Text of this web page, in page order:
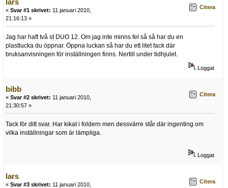
« Svar #1 skrivet: 11 januari 2010,
21:16:13 »
Citera
Jag har haft två st DUO 12. Om jag inte minns fel så så har du en
plastlucka du öppnar. Öppna luckan så har du ett litet fack där
bruksanvisningen för inställningen finns. Nertill under tidhjulet.
Loggat
bibb
« Svar #2 skrivet: 11 januari 2010,
21:30:57 »
Citera
Tack för ditt svar. Har kikat i foldern men dessvärre står där ingenting om
vilka inställningar som är lämpliga.
Loggat
lars
« Svar #3 skrivet: 11 januari 2010,
Citera